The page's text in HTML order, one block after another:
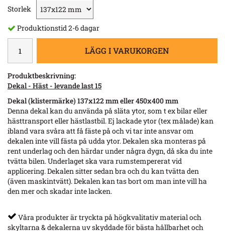
Storlek
Produktionstid 2-6 dagar
LÄGG I VARUKORGEN
Produktbeskrivning:
Dekal - Häst - levande last 15
Dekal (klistermärke) 137x122 mm eller 450x400 mm
Denna dekal kan du använda på släta ytor, som t ex bilar eller
hästtransport eller hästlastbil. Ej lackade ytor (tex målade) kan
ibland vara svåra att få fäste på och vi tar inte ansvar om
dekalen inte vill fästa på udda ytor. Dekalen ska monteras på
rent underlag och den härdar under några dygn, då ska du inte
tvätta bilen. Underlaget ska vara rumstempererat vid
applicering. Dekalen sitter sedan bra och du kan tvätta den
(även maskintvätt). Dekalen kan tas bort om man inte vill ha
den mer och skadar inte lacken.
Våra produkter är tryckta på högkvalitativ material och
skyltarna & dekalerna uv skyddade för bästa hållbarhet och